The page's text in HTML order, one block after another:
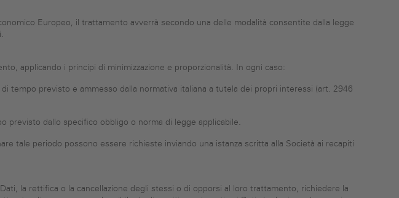
Europeo, il trattamento avverrà secondo una delle modalità consentite dalla legge
applicando i principi di minimizzazione e proporzionalità. In ogni caso:
previsto e ammesso dalla normativa italiana a tutela dei propri interessi (art. 2946
dallo specifico obbligo o norma di legge applicabile.
tale periodo possono essere richieste inviando una istanza scritta alla Società ai recapiti
la rettifica o la cancellazione degli stessi o di opporsi al loro trattamento, richiedere la